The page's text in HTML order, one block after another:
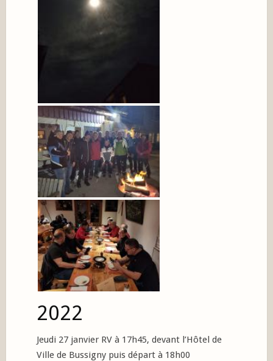
2022
Jeudi 27 janvier RV à 17h45, devant l’Hôtel de
Ville de Bussigny puis départ à 18h00